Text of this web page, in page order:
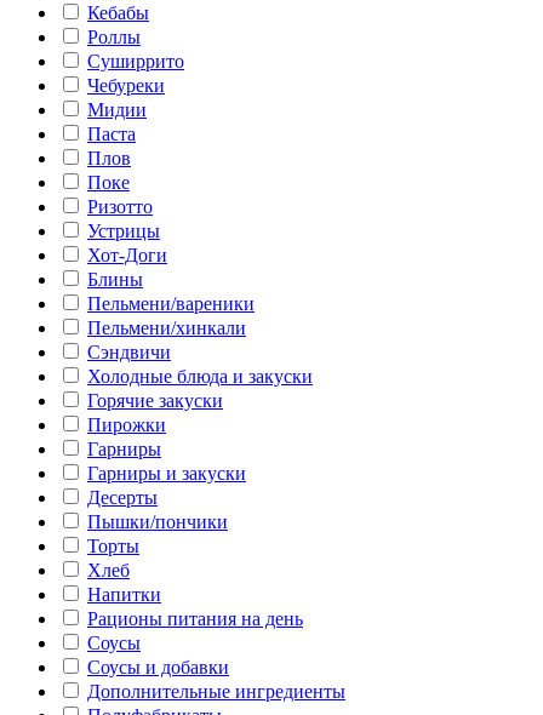
Кебабы
Роллы
Суширрито
Чебуреки
Мидии
Паста
Плов
Поке
Ризотто
Устрицы
Хот-Доги
Блины
Пельмени/вареники
Пельмени/хинкали
Сэндвичи
Холодные блюда и закуски
Горячие закуски
Пирожки
Гарниры
Гарниры и закуски
Десерты
Пышки/пончики
Торты
Хлеб
Напитки
Рационы питания на день
Соусы
Соусы и добавки
Дополнительные ингредиенты